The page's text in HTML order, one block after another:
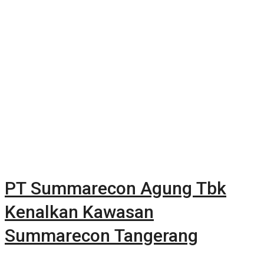
PT Summarecon Agung Tbk
Kenalkan Kawasan
Summarecon Tangerang